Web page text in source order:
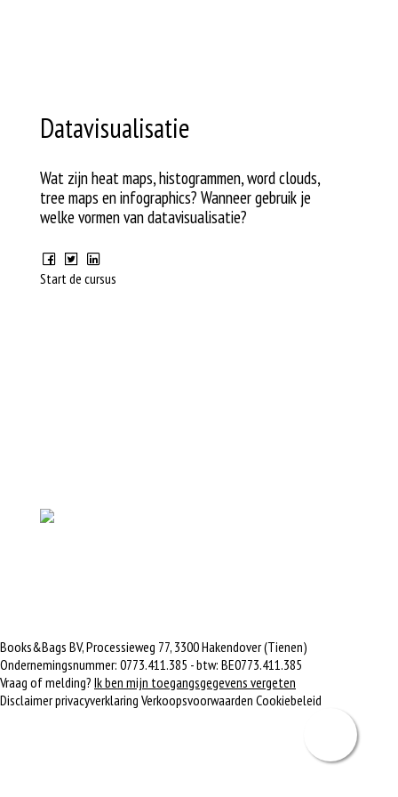
Datavisualisatie
Wat zijn heat maps, histogrammen, word clouds,
tree maps en infographics? Wanneer gebruik je
welke vormen van datavisualisatie?
Start de cursus
Books&Bags BV, Processieweg 77, 3300 Hakendover (Tienen)
Ondernemingsnummer: 0773.411.385 - btw: BE0773.411.385
Vraag of melding? Ik ben mijn toegangsgegevens vergeten
Disclaimer privacyverklaring Verkoopsvoorwaarden Cookiebeleid